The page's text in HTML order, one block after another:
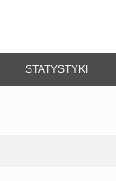
STATYSTYKI